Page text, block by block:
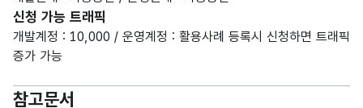
신청 가능 트래픽
개발계정 : 10,000 / 운영계정 : 활용사례 등록시 신청하면 트래픽
증가 가능
참고문서